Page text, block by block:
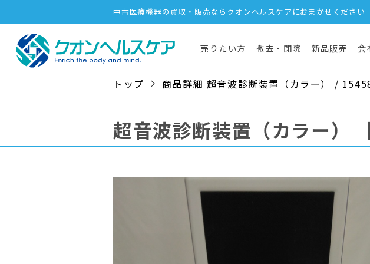
中古医療機器の買取・販売ならクオンヘルスケアにおまかせください
売りたい方 撤去・閉院 新品販売 会
トップ 商品詳細 超音波診断装置（カラー） /
超音波診断装置（カラー）